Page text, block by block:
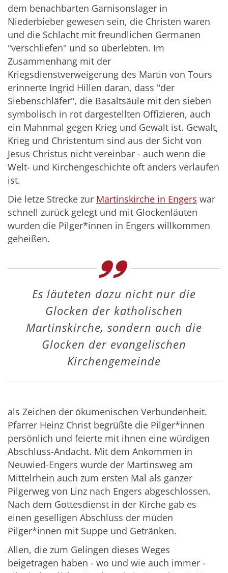
dem benachbarten Garnisonslager in
Niederbieber gewesen sein, die Christen waren
und die Schlacht mit freundlichen Germanen
"verschliefen" und so überlebten. Im
Zusammenhang mit der
Kriegsdienstverweigerung des Martin von Tours
erinnerte Ingrid Hillen daran, dass "der
Siebenschläfer", die Basaltsäule mit den sieben
symbolisch in rot dargestellten Offizieren, auch
ein Mahnmal gegen Krieg und Gewalt ist. Gewalt,
Krieg und Christentum sind aus der Sicht von
Jesus Christus nicht vereinbar - auch wenn die
Welt- und Kirchengeschichte oft anders verlaufen
ist.
Die letze Strecke zur Martinskirche in Engers war
schnell zurück gelegt und mit Glockenläuten
wurden die Pilger*innen in Engers willkommen
geheißen.
Es läuteten dazu nicht nur die
Glocken der katholischen
Martinskirche, sondern auch die
Glocken der evangelischen
Kirchengemeinde
als Zeichen der ökumenischen Verbundenheit.
Pfarrer Heinz Christ begrüßte die Pilger*innen
persönlich und feierte mit ihnen eine würdigen
Abschluss-Andacht. Mit dem Ankommen in
Neuwied-Engers wurde der Martinsweg am
Mittelrhein auch zum ersten Mal als ganzer
Pilgerweg von Linz nach Engers abgeschlossen.
Nach dem Gottesdienst in der Kirche gab es
einen geselligen Abschluss der müden
Pilger*innen mit Suppe und Getränken.
Allen, die zum Gelingen dieses Weges
beigetragen haben - wo und wie auch immer -